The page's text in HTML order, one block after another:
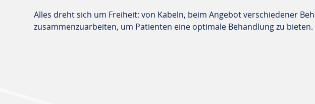
Alles dreht sich um Freiheit: von Kabeln, beim Angebot verschiedener
zusammenzuarbeiten, um Patienten eine optimale Behandlung zu bieten.